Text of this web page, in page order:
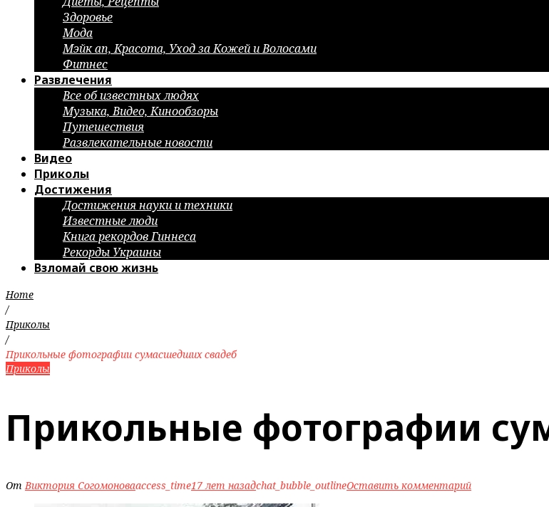
Здоровье
Мода
Мэйк ап, Красота, Уход за Кожей и Волосами
Фитнес
Развлечения
Все об известных людях
Музыка, Видео, Кинообзоры
Путешествия
Развлекательные новости
Видео
Приколы
Достижения
Достижения науки и техники
Известные люди
Книга рекордов Гиннеса
Рекорды Украины
Взломай свою жизнь
Home
/
Приколы
/
Прикольные фотографии сумасшедших свадеб
Приколы
Прикольные фотографии
ОтВиктория Согомоноваaccess_time17 лет назадchat_bubble_outlineОставить комментарий